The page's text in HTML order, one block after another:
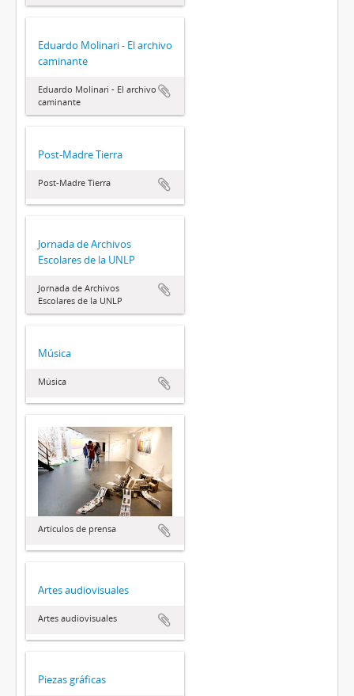
Eduardo Molinari - El archivo
caminante
Eduardo Molinari - El archivo
caminante
Post-Madre Tierra
Post-Madre Tierra
Jornada de Archivos
Escolares de la UNLP
Jornada de Archivos
Escolares de la UNLP
Música
Música
Artículos de prensa
Artes audiovisuales
Artes audiovisuales
Piezas gráficas